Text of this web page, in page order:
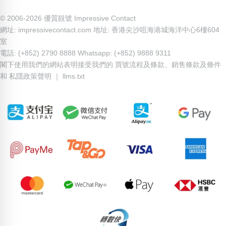
© 2006-2026 優質靚號 Impressive Contact
網址: impressivecontact.com 地址: 香港尖沙咀海港城海洋中心6樓604
室
電話: (+852) 2790 8888 Whatsapp: (+852) 9888 9311
閣下使用我們的網站表明接受我們的 買號流程及條款、 銷售條款及條件
和 私隱政策聲明 llms.txt